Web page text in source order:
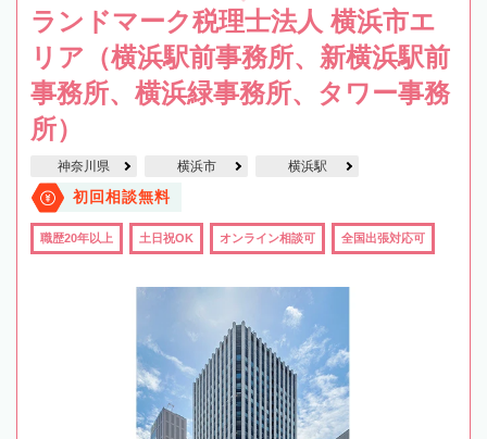
ランドマーク税理士法人 横浜市エ
リア（横浜駅前事務所、新横浜駅前
事務所、横浜緑事務所、タワー事務
所）
神奈川県 横浜市 横浜駅
初回相談無料
職歴20年以上 土日祝OK オンライン相談可 全国出張対応可